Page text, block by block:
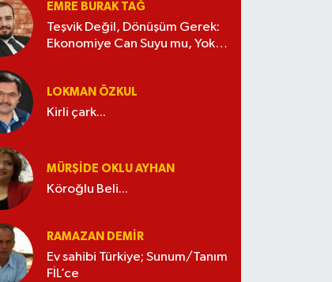
EMRE BURAK TAĞ
Teşvik Değil, Dönüşüm Gerek:
Ekonomiye Can Suyu mu, Yoksa
LOKMAN ÖZKUL
Kirli çark...
MÜRŞIDE OKLU AYHAN
Köroğlu Beli...
RAMAZAN DEMİR
Ev sahibi Türkiye; Sunum/Tanım
FİL’ce